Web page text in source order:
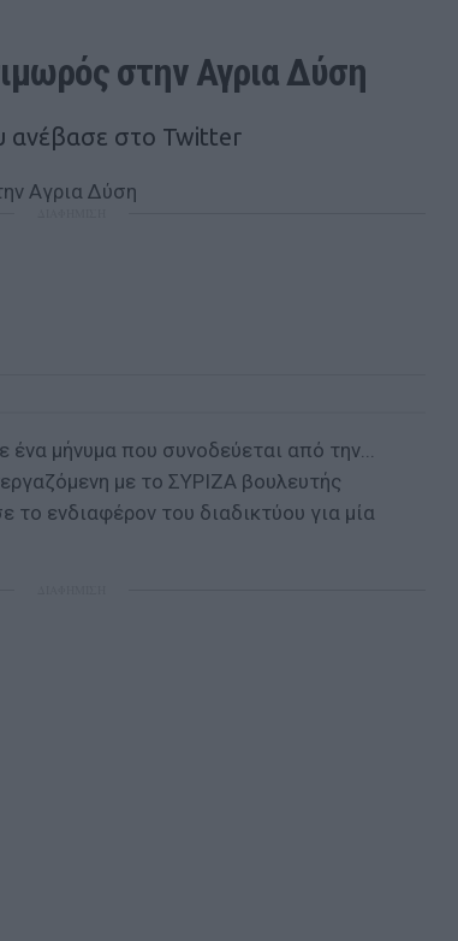
στην Αγρια Δύση
ανέβασε στο Twitter
ένα μήνυμα που συνοδεύεται από την...
με το ΣΥΡΙΖΑ βουλευτής
το ενδιαφέρον του διαδικτύου για μία